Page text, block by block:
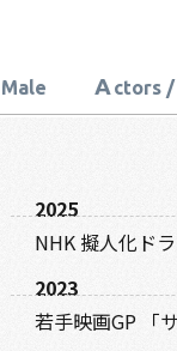
A ctors /
2025
NHK 擬人化ド
2023
若手映画GP 「